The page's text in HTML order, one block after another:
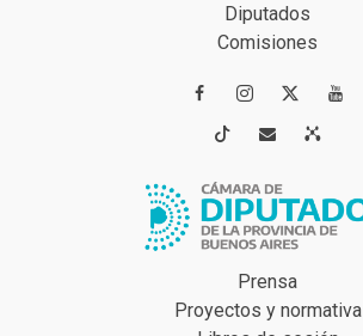
Diputados
Comisiones
 
 
Prensa
Proyectos y normativa